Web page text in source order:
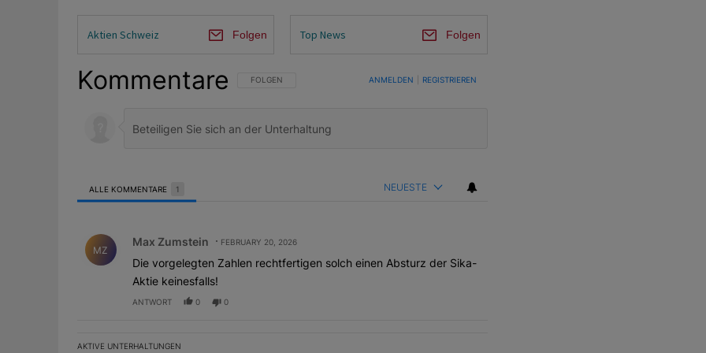
Aktien Schweiz Folgen Top News Folgen
Kommentare FOLGE DIESER UNTERHALTUNG, UM BENACHRICHTIGT ZU WERDEN, WENN NEUE KOMMENTARE VERÖFFENTLICHT
FOLGEN ANMELDEN REGISTRIEREN
ALLE KOMMENTARE 1 NEUESTE
MZ
Max Zumstein FEBRUARY 20, 2026
Die vorgelegten Zahlen rechtfertigen solch einen Absturz der Sika-
Aktie keinesfalls!
ANTWORT 0 0
AKTIVE UNTERHALTUNGEN